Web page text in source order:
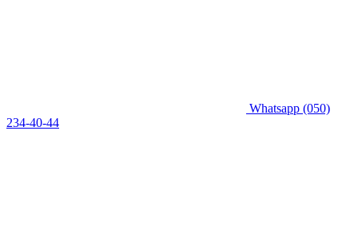
Whatsapp (050)
234-40-44